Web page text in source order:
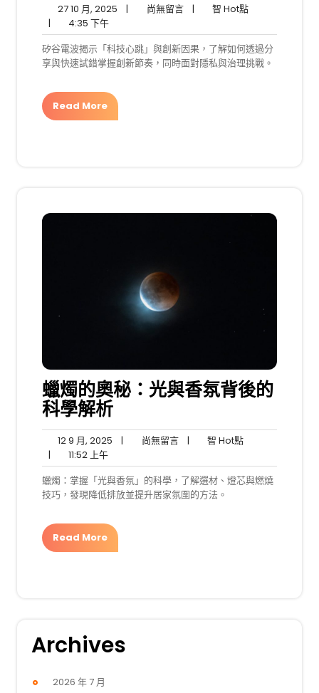
27 10 月, 2025 27
月,
2025
| 尚無留言尚
留
言
| 智 Hot點智
點
| 4:35 下午4:35
下
午
矽谷電波揭示「科技心跳」與創新因果，了解如何透過分
享與快速試錯掌握創新節奏，同時面對隱私與治理挑戰。
Read More
蠟燭的奧秘：光與香氛背後的
科學解析
12 9 月, 2025
月,
2025
| 尚無留言尚
留
言
| 智 Hot點智
點
| 11:52 上午11:52
上
午
蠟燭：掌握「光與香氛」的科學，了解選材、燈芯與燃燒
技巧，發現降低排放並提升居家氛圍的方法。
Read More
Archives
2026 年 7 月